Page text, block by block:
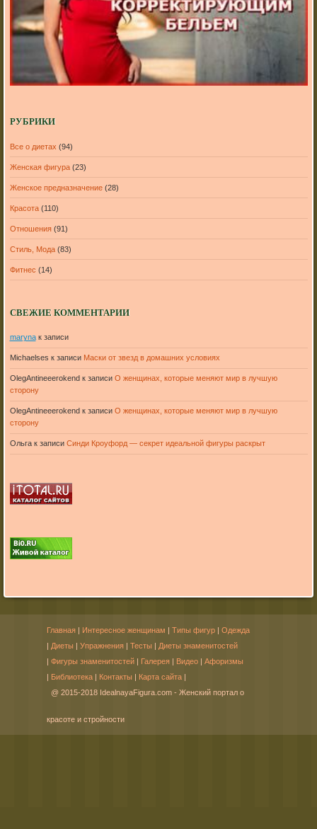
РУБРИКИ
Все о диетах (94)
Женская фигура(23)
Женское предназначение(28)
Красота(110)
Отношения(91)
Стиль, Мода(83)
Фитнес (14)
СВЕЖИЕ КОММЕНТАРИИ
marynaк записи
Michaelses к записи Маски от звезд в домашних условиях
OlegAntineeerokend к записи О женщинах, которые меняют мир в лучшую
сторону
OlegAntineeerokend к записи О женщинах, которые меняют мир в лучшую
сторону
Ольгак записи Синди Кроуфорд — секрет идеальной фигуры раскрыт
Главная | Интересное женщинам | Типы фигур | Одежда
| Диеты | Упражнения | Тесты | Диеты знаменитостей
| Фигуры знаменитостей | Галерея | Видео | Афоризмы
| Библиотека | Контакты | Карта сайта |
@ 2015-2018 IdealnayaFigura.com - Женский портал о
красоте и стройности